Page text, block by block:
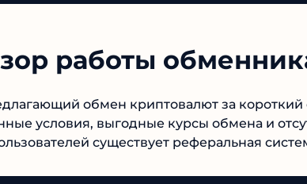
работы
обмен криптовалют за короткий
существует реферальная